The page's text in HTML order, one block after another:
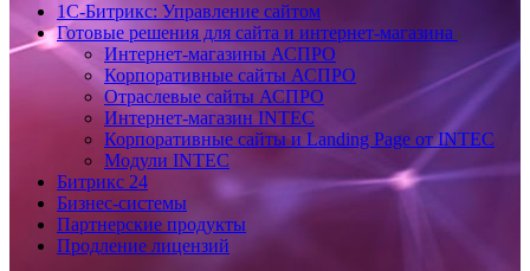
1С-Битрикс: Управление сайтом
Готовые решения для сайта и интернет-магазина
Интернет-магазины АСПРО
Корпоративные сайты АСПРО
Отраслевые сайты АСПРО
Интернет-магазин INTEC
Корпоративные сайты и Landing Page от INTEC
Модули INTEC
Битрикс 24
Бизнес-системы
Партнерские продукты
Продление лицензий